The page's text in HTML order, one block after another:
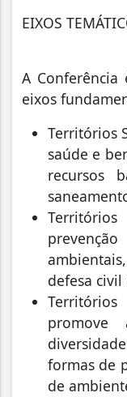
EIXOS
A
eixos
Territórios
saúde e
recursos
defesa
formas de
de